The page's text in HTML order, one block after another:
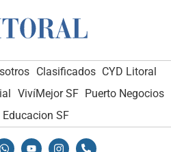
Clasificados CYD Litoral
VivíMejor SF Puerto Negocios
Educacion SF